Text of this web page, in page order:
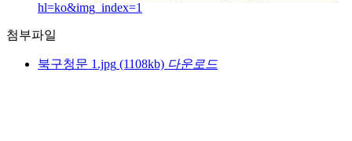
hl=ko&img_index=1
첨부파일
북구청문 1.jpg (1108kb) 다운로드